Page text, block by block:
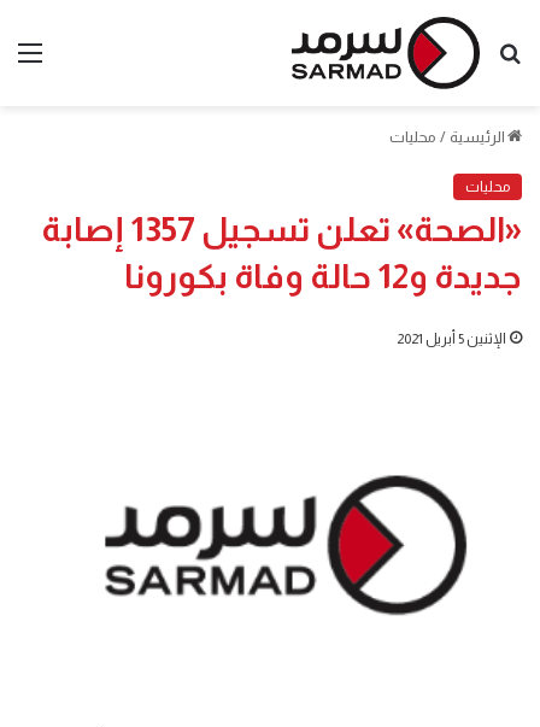
بحث
الرئيسية / محليات
محليات
«الصحة» تعلن تسجيل 1357 إصابة
جديدة و12 حالة وفاة بكورونا
الإثنين 5 أبريل 2021